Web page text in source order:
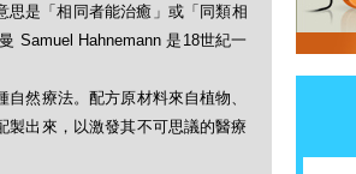
思是「相同者能治癒」或「同類相
Samuel Hahnemann 是18世紀一
然療法。配方原材料來自植物、
製出來，以激發其不可思議的醫療